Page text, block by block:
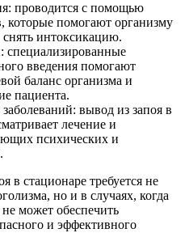
проводится с помощью
которые помогают организму
снять интоксикацию.
введения помогают
баланс организма и
пациента.
вывод из запоя в
лечение и
психических и
в стационаре требуется не
но и в случаях, когда
может обеспечить
и эффективного